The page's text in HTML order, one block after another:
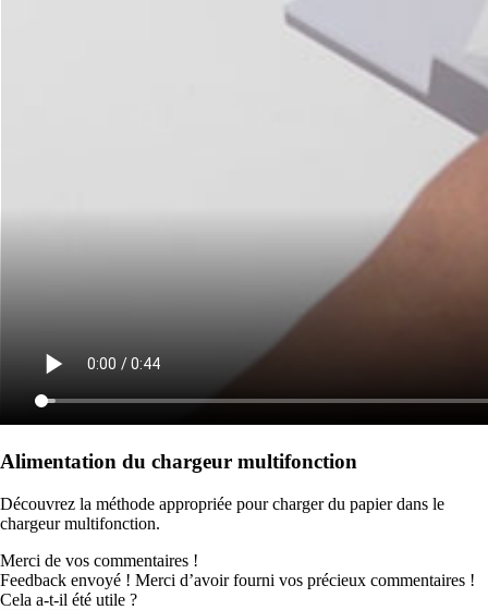
Alimentation du chargeur multifonction
Découvrez la méthode appropriée pour charger du papier dans le
chargeur multifonction.
Merci de vos commentaires !
Feedback envoyé ! Merci d’avoir fourni vos précieux commentaires !
Cela a-t-il été utile ?